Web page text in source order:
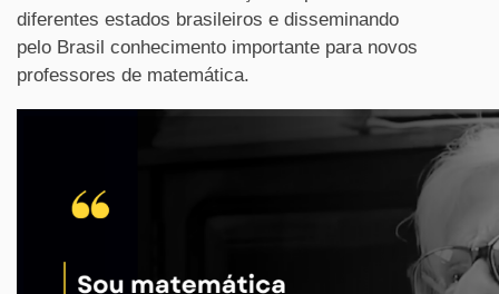
diferentes estados brasileiros e disseminando
pelo Brasil conhecimento importante para novos
professores de matemática.